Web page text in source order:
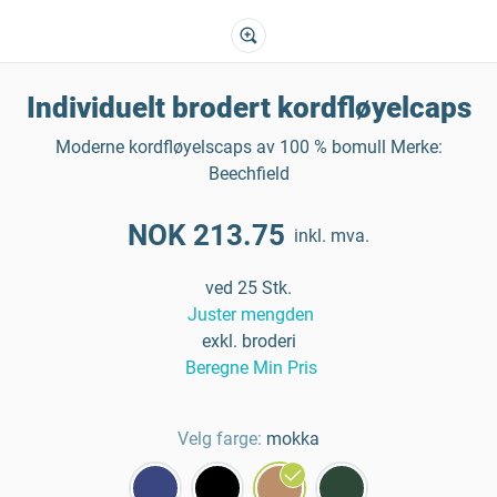
Individuelt brodert kordfløyelcaps
Moderne kordfløyelscaps av 100 % bomull Merke:
Beechfield
NOK 213.75 inkl. mva.
ved 25 Stk.
Juster mengden
exkl. broderi
Beregne Min Pris
Velg farge: mokka